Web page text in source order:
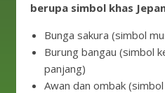
berupa simbol khas
Bunga sakura (simbol
Burung bangau (simbol
panjang)
Awan dan ombak